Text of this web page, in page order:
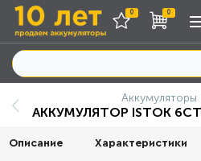
0 0
Аккумуляторы
АККУМУЛЯТОР ISTOK
Описание Характеристики